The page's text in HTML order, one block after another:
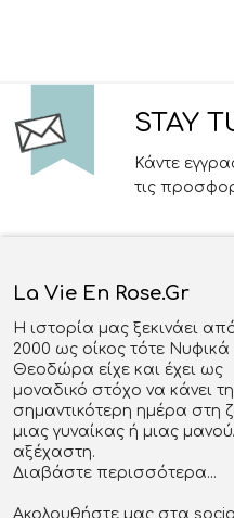
STAY
Κάντε
τις
La Vie En Rose.gr
Η ιστορία μας ξεκινάει
2000 ως οίκος τότε Νυφικά
Θεοδώρα είχε και έχει ως
μοναδικό στόχο να κάνει τη
σημαντικότερη ημέρα στη
μιας γυναίκας ή μιας
αξέχαστη.
Διαβάστε περισσότερα...
Ακολουθήστε μας στα